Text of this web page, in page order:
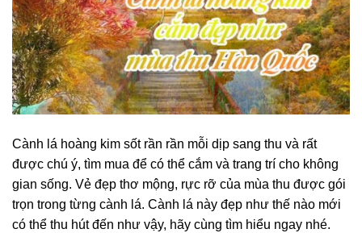
Cành lá hoàng kim sốt rần rần mỗi dịp sang thu và rất
được chú ý, tìm mua để có thể cắm và trang trí cho không
gian sống. Vẻ đẹp thơ mộng, rực rỡ của mùa thu được gói
trọn trong từng cành lá. Cành lá này đẹp như thế nào mới
có thể thu hút đến như vậy, hãy cùng tìm hiểu ngay nhé.